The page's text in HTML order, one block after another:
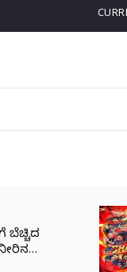
ಬೆಚ್ಚಿದ